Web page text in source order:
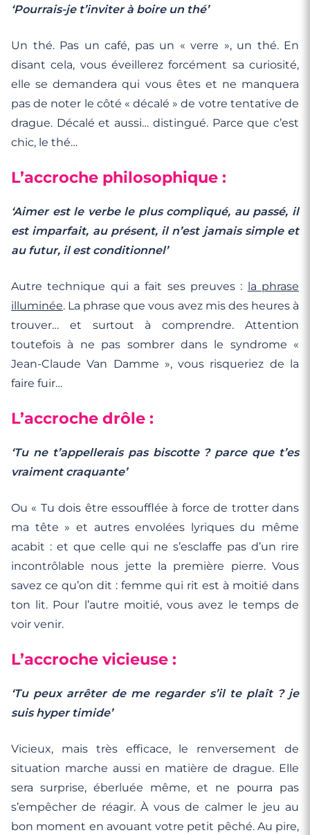
‘Pourrais-je t’inviter à boire un thé’
Un thé. Pas un café, pas un « verre », un thé. En
disant cela, vous éveillerez forcément sa curiosité,
elle se demandera qui vous êtes et ne manquera
pas de noter le côté « décalé » de votre tentative de
drague. Décalé et aussi… distingué. Parce que c’est
chic, le thé…
L’accroche philosophique :
‘Aimer est le verbe le plus compliqué, au passé, il
est imparfait, au présent, il n’est jamais simple et
au futur, il est conditionnel’
Autre technique qui a fait ses preuves : la phrase
illuminée. La phrase que vous avez mis des heures à
trouver… et surtout à comprendre. Attention
toutefois à ne pas sombrer dans le syndrome «
Jean-Claude Van Damme », vous risqueriez de la
faire fuir…
L’accroche drôle :
‘Tu ne t’appellerais pas biscotte ? parce que t’es
vraiment craquante’
Ou « Tu dois être essoufflée à force de trotter dans
ma tête » et autres envolées lyriques du même
acabit : et que celle qui ne s’esclaffe pas d’un rire
incontrôlable nous jette la première pierre. Vous
savez ce qu’on dit : femme qui rit est à moitié dans
ton lit. Pour l’autre moitié, vous avez le temps de
voir venir.
L’accroche vicieuse :
‘Tu peux arrêter de me regarder s’il te plaît ? je
suis hyper timide’
Vicieux, mais très efficace, le renversement de
situation marche aussi en matière de drague. Elle
sera surprise, éberluée même, et ne pourra pas
s’empêcher de réagir. À vous de calmer le jeu au
bon moment en avouant votre petit pêché. Au pire,